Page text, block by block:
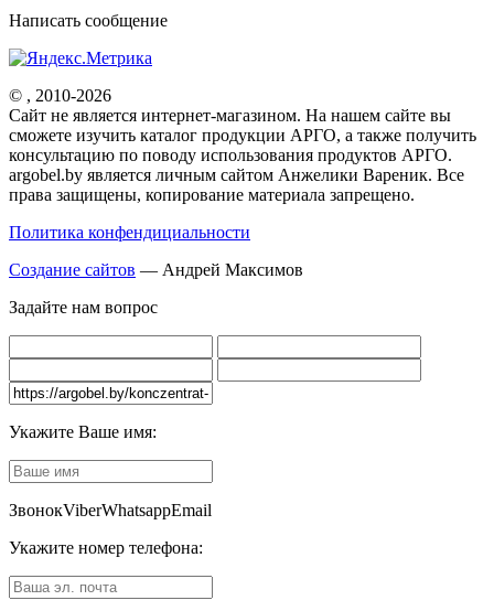
Написать сообщение
© , 2010-2026
Cайт не является интернет-магазином. На нашем сайте вы
сможете изучить каталог продукции АРГО, а также получить
консультацию по поводу использования продуктов АРГО.
argobel.by является личным сайтом Анжелики Вареник. Все
права защищены, копирование материала запрещено.
Политика конфендициальности
Создание сайтов — Андрей Максимов
Задайте нам вопрос
Укажите Ваше имя:
ЗвонокViberWhatsappEmail
Укажите номер телефона: